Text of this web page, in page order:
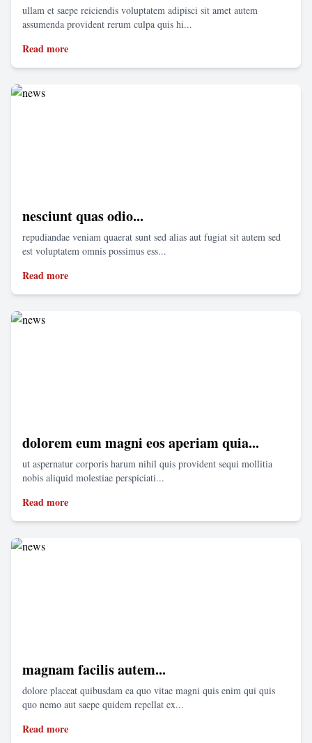
ullam et saepe reiciendis voluptatem adipisci sit amet autem
assumenda provident rerum culpa quis hi...
Read more
nesciunt quas odio...
repudiandae veniam quaerat sunt sed alias aut fugiat sit autem sed
est voluptatem omnis possimus ess...
Read more
dolorem eum magni eos aperiam quia...
ut aspernatur corporis harum nihil quis provident sequi mollitia
nobis aliquid molestiae perspiciati...
Read more
magnam facilis autem...
dolore placeat quibusdam ea quo vitae magni quis enim qui quis
quo nemo aut saepe quidem repellat ex...
Read more